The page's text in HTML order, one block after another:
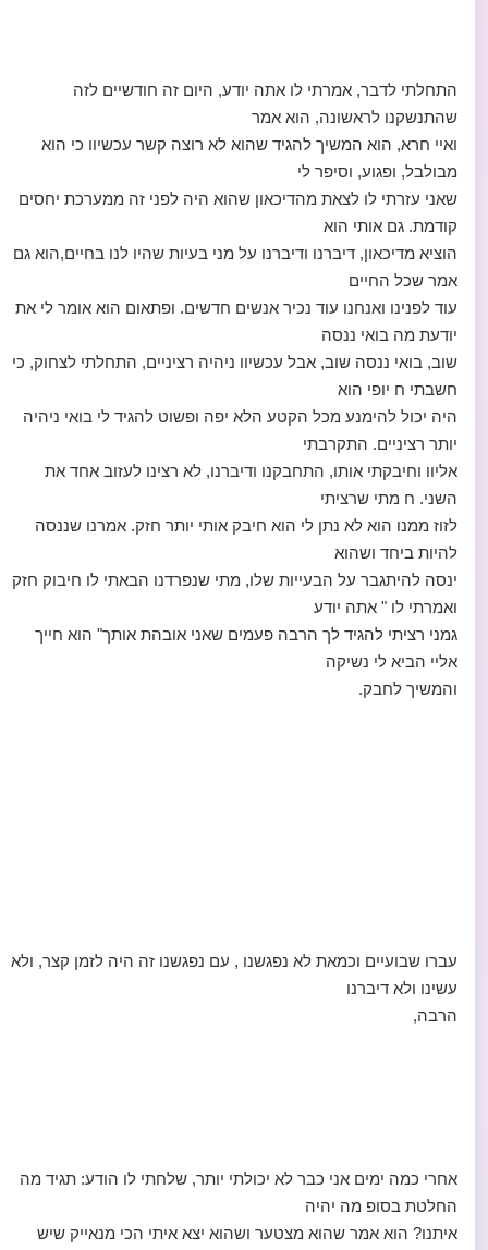
התחלתי לדבר, אמרתי לו אתה יודע, היום זה חודשיים לזה
שהתנשקנו לראשונה, הוא אמר
ואיי חרא, הוא המשיך להגיד שהוא לא רוצה קשר עכשיוו כי הוא
מבולבל, ופגוע, וסיפר לי
שאני עזרתי לו לצאת מהדיכאון שהוא היה לפני זה ממערכת יחסים
קודמת. גם אותי הוא
הוציא מדיכאון, דיברנו ודיברנו על מני בעיות שהיו לנו בחיים,הוא גם
אמר שכל החיים
עוד לפנינו ואנחנו עוד נכיר אנשים חדשים. ופתאום הוא אומר לי את
יודעת מה בואי ננסה
שוב, בואי ננסה שוב, אבל עכשיוו ניהיה רציניים, התחלתי לצחוק, כי
חשבתי ח יופי הוא
היה יכול להימנע מכל הקטע הלא יפה ופשוט להגיד לי בואי ניהיה
יותר רציניים. התקרבתי
אליוו וחיבקתי אותו, התחבקנו ודיברנו, לא רצינו לעזוב אחד את
השני. ח מתי שרציתי
לזוז ממנו הוא לא נתן לי הוא חיבק אותי יותר חזק. אמרנו שננסה
להיות ביחד ושהוא
ינסה להיתגבר על הבעייות שלו, מתי שנפרדנו הבאתי לו חיבוק חזק
ואמרתי לו " אתה יודע
גמני רציתי להגיד לך הרבה פעמים שאני אובהת אותך" הוא חייך
אליי הביא לי נשיקה
והמשיך לחבק.
עברו שבועיים וכמאת לא נפגשנו , עם נפגשנו זה היה לזמן קצר, ולא
עשינו ולא דיברנו
הרבה,
אחרי כמה ימים אני כבר לא יכולתי יותר, שלחתי לו הודע: תגיד מה
החלטת בסופ מה יהיה
איתנו? הוא אמר שהוא מצטער ושהוא יצא איתי הכי מנאייק שיש